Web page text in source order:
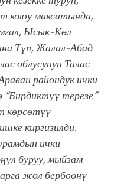
коюу максатында,
Ысык-Көл
Түп, Жалал-Абад
облусунун Талас
райондук ички
терезе”
көрсөтүү
киргизилди.
ички
буруу, мыйзам
жол бербөөнү